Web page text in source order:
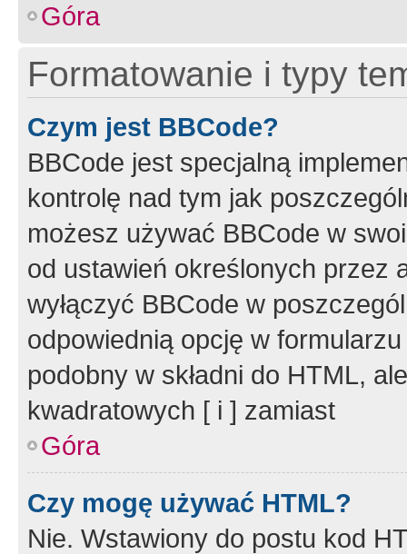
Góra
Formatowanie i typy
Czym jest BBCode?
BBCode jest specjalną
kontrolę nad tym jak
możesz używać BBCode w
od ustawień określonych przez
wyłączyć BBCode w
odpowiednią opcję w
podobny w składni do HTML,
kwadratowych [ i ] zamiast
Góra
Czy mogę używać HTML?
Nie. Wstawiony do postu kod